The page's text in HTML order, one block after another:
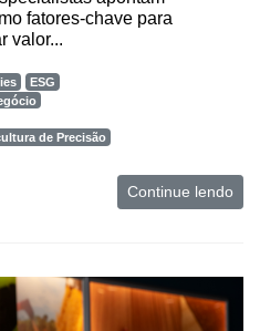
fatores-chave para
valor...
ESG
de Precisão
Continue lendo